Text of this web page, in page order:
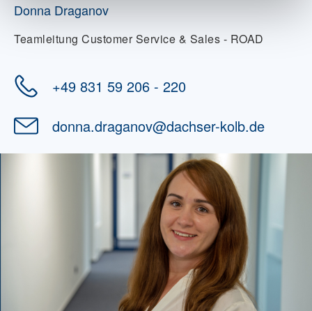
Donna Draganov
Teamleitung Customer Service & Sales - ROAD
+49 831 59 206 - 220
donna.draganov@dachser-kolb.de